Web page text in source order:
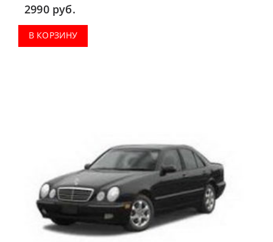
2990 руб.
В КОРЗИНУ